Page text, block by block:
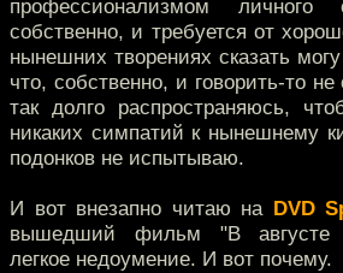
профессионализмом
собственно, и требуется от
нынешних творениях сказать
что, собственно, и говорить-то
так долго распространяюсь,
никаких симпатий к нынешнему
подонков не испытываю.
И вот внезапно читаю на DVD
вышедший фильм "В августе
легкое недоумение. И вот почему.